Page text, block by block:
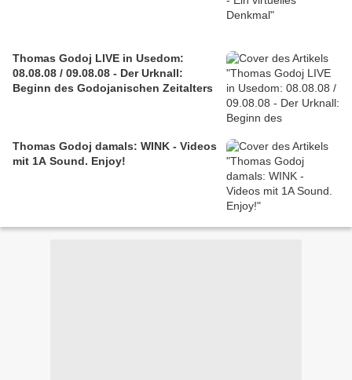
Thomas Godoj LIVE in Usedom:
08.08.08 / 09.08.08 - Der Urknall:
Beginn des Godojanischen Zeitalters
Thomas Godoj damals: WINK - Videos
mit 1A Sound. Enjoy!